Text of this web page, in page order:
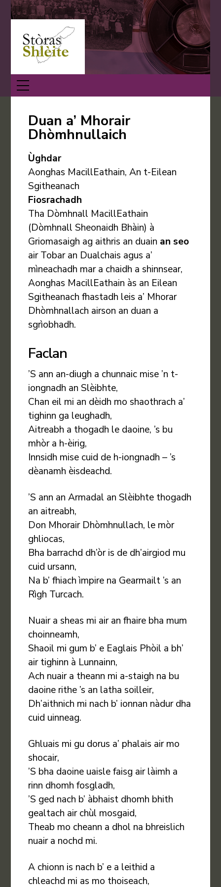
Skip
content
Menu
Duan a’ Mhorair
Dhòmhnullaich
Ùghdar
Aonghas MacillEathain, An t-Eilean
Sgitheanach
Fiosrachadh
Tha Dòmhnall MacillEathain
(Dòmhnall Sheonaidh Bhàin) à
Griomasaigh ag aithris an duain an seo
air Tobar an Dualchais agus a’
mìneachadh mar a chaidh a shinnsear,
Aonghas MacillEathain às an Eilean
Sgitheanach fhastadh leis a’ Mhorar
Dhòmhnallach airson an duan a
sgrìobhadh.
Faclan
’S ann an-diugh a chunnaic mise ’n t-
iongnadh an Slèibhte,
Chan eil mi an dèidh mo shaothrach a’
tighinn ga leughadh,
Aitreabh a thogadh le daoine, ’s bu
mhòr a h-èirig,
Innsidh mise cuid de h-iongnadh – ’s
dèanamh èisdeachd.
’S ann an Armadal an Slèibhte thogadh
an aitreabh,
Don Mhorair Dhòmhnullach, le mòr
ghliocas,
Bha barrachd dh’òr is de dh’airgiod mu
cuid ursann,
Na b’ fhiach ìmpire na Gearmailt ’s an
Rìgh Turcach.
Nuair a sheas mi air an fhaire bha mum
choinneamh,
Shaoil mi gum b’ e Eaglais Phòil a bh’
air tighinn à Lunnainn,
Ach nuair a theann mi a-staigh na bu
daoine rithe ’s an latha soilleir,
Dh’aithnich mi nach b’ ionnan nàdur dha
cuid uinneag.
Ghluais mi gu dorus a’ phalais air mo
shocair,
’S bha daoine uaisle faisg air làimh a
rinn dhomh fosgladh,
’S ged nach b’ àbhaist dhomh bhith
gealtach air chùl mosgaid,
Theab mo cheann a dhol na bhreislich
nuair a nochd mi.
A chionn is nach b’ e a leithid a
chleachd mi as mo thoiseach,
Back
To
Top